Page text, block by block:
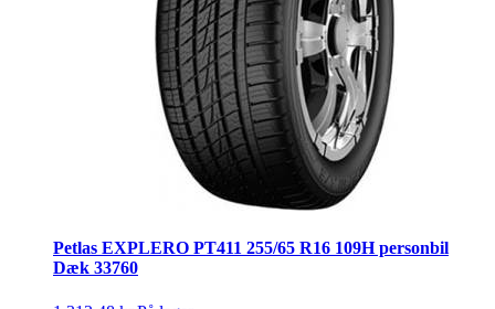
Petlas EXPLERO PT411 255/65 R16 109H personbil
Dæk 33760